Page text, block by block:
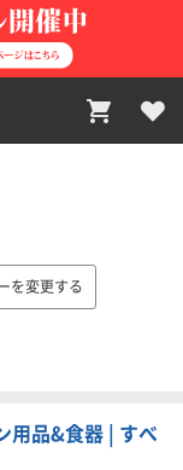
を変更する
用品&食器 | すべ